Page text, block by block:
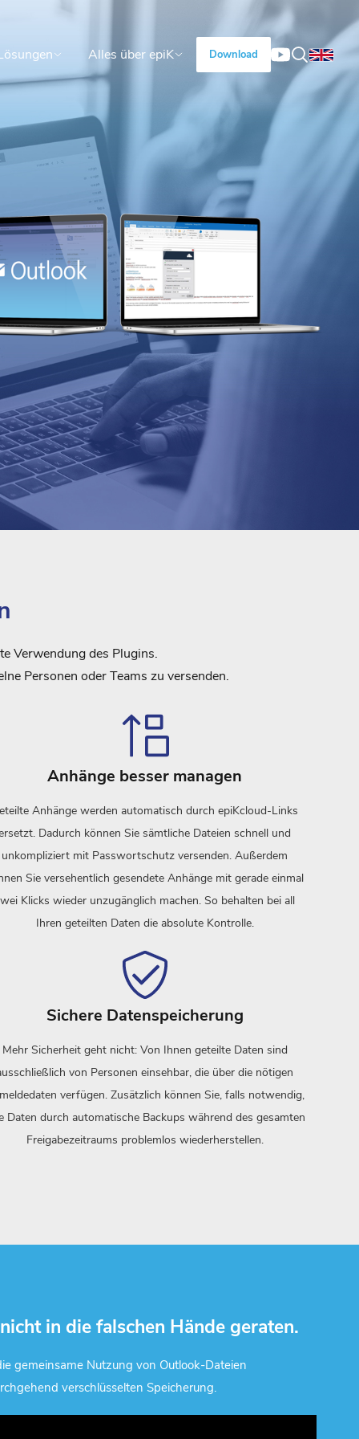
Alles über epiK Download
Verwendung des Plugins.
Personen oder Teams zu versenden.
Anhänge besser managen
Anhänge werden automatisch durch epiKcloud-Links
Dadurch können Sie sämtliche Dateien schnell und
unkompliziert mit Passwortschutz versenden. Außerdem
Sie versehentlich gesendete Anhänge mit gerade einmal
Klicks wieder unzugänglich machen. So behalten bei all
Ihren geteilten Daten die absolute Kontrolle.
Sichere Datenspeicherung
Mehr Sicherheit geht nicht: Von Ihnen geteilte Daten sind
von Personen einsehbar, die über die nötigen
verfügen. Zusätzlich können Sie, falls notwendig,
Daten durch automatische Backups während des gesamten
Freigabezeitraums problemlos wiederherstellen.
in die falschen Hände geraten.
gemeinsame Nutzung von Outlook-Dateien
verschlüsselten Speicherung.